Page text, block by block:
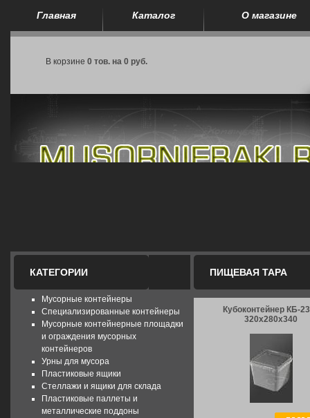
Главная Каталог О магазине
В корзине 0 тов. на 0 руб.
КАТЕГОРИИ
Мусорные контейнеры
Специализированные контейнеры
Мусорные контейнерные площадки
и ограждения мусорных
контейнеров
Урны для мусора
Пластиковые ящики
Стеллажи и ящики для склада
Пластиковые паллеты и
металлические поддоны
ПИЩЕВАЯ ТАРА
Кубоконтейнер КБ-
320x280x340